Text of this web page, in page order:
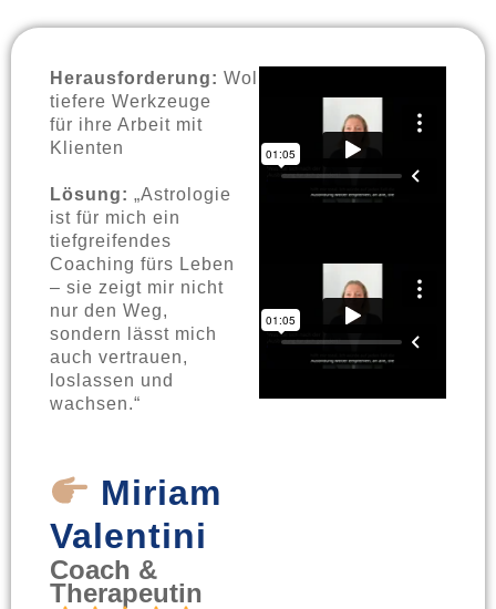
Herausforderung: Wollte
tiefere Werkzeuge
für ihre Arbeit mit
Klienten
Lösung: „Astrologie
ist für mich ein
tiefgreifendes
Coaching fürs Leben
– sie zeigt mir nicht
nur den Weg,
sondern lässt mich
auch vertrauen,
loslassen und
wachsen.“
Miriam
Valentini
Coach &
Therapeutin